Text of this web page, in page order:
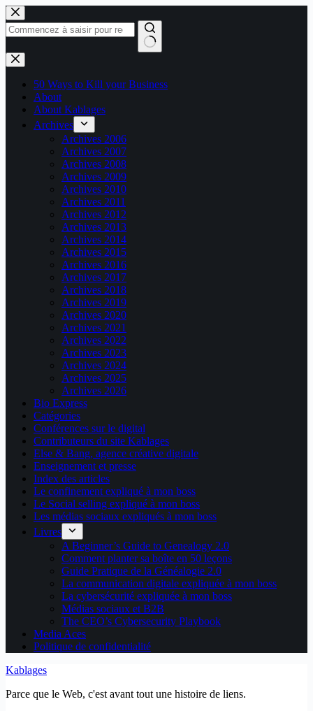
Passer
au
contenu
Aucun
résultat
50 Ways to Kill your Business
About
About Kablages
Archives
Archives 2006
Archives 2007
Archives 2008
Archives 2009
Archives 2010
Archives 2011
Archives 2012
Archives 2013
Archives 2014
Archives 2015
Archives 2016
Archives 2017
Archives 2018
Archives 2019
Archives 2020
Archives 2021
Archives 2022
Archives 2023
Archives 2024
Archives 2025
Archives 2026
Bio Express
Catégories
Conférences sur le digital
Contributeurs du site Kablages
Else & Bang, agence créative digitale
Enseignement et presse
Index des articles
Le confinement expliqué à mon boss
Le Social selling expliqué à mon boss
Les médias sociaux expliqués à mon boss
Livres
A Beginner’s Guide to Genealogy 2.0
Comment planter sa boîte en 50 leçons
Guide Pratique de la Généalogie 2.0
La communication digitale expliquée à mon boss
La cybersécurité expliquée à mon boss
Médias sociaux et B2B
The CEO’s Cybersecurity Playbook
Media Aces
Politique de confidentialité
Kablages
Parce que le Web, c'est avant tout une histoire de liens.